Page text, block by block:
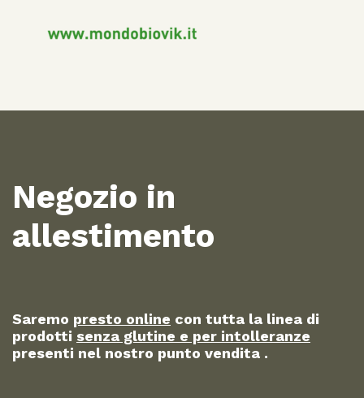
Negozio in
allestimento
Saremo presto online con tutta la linea di
prodotti senza glutine e per intolleranze
presenti nel nostro punto vendita .